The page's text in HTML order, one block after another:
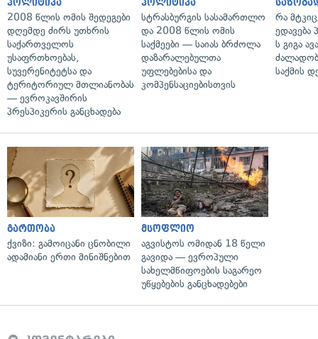
პოლიტიკა
2008 წლის ომის შედეგები
დღემდე ძირს უთხრის
საქართველოს
უსაფრთხოებას,
სუვერენიტეტსა და
ტერიტორიულ მთლიანობას
— ევროკავშირის
პრესპიკერის განცხადება
პოლიტიკა
სტრასბურგის სასამართლო
და 2008 წლის ომის
საქმეები — საიას ბრძოლა
დაზარალებულთა
უფლებებისა და
კომპენსაციებისთვის
რა
ედავება
ს გიგა
საქმის
გართობა
ქვიზი: გამოიცანი ცნობილი
ადამიანი ერთი მინიშნებით
მსოფლიო
აგვისტოს ომიდან 18 წელი
გავიდა — ევროპული
სახელმწიფოების საგარეო
უწყებების განცხადებები